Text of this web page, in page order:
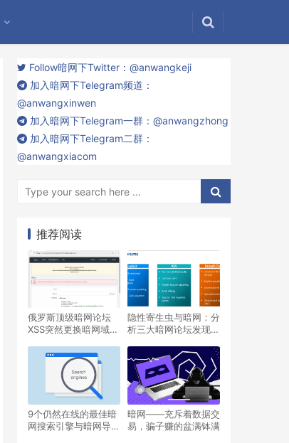
Follow暗网下Twitter：@anwangkeji
加入暗网下Telegram频道：
@anwangxinwen
加入暗网下Telegram一群：@anwangzhong
加入暗网下Telegram二群：
@anwangxiacom
推荐阅读
俄罗斯顶级暗网论坛
XSS突然更换暗网域名
隐性寄生虫与暗网：分
析三大暗网论坛发现诈
9个仍然在线的最佳暗
网搜索引擎与暗网导
暗网——充斥着数据交
易，骗子赚的盆满钵满